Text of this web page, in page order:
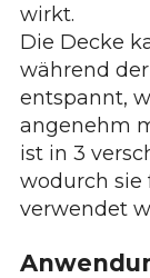
wirkt.
Die Decke
während
entspannt,
angenehm
ist in 3
wodurch sie
verwendet